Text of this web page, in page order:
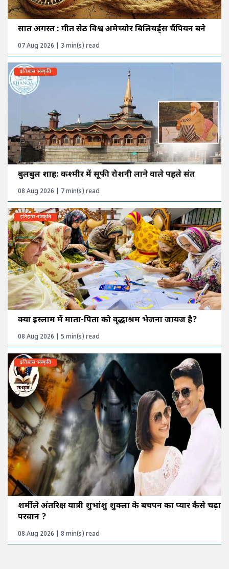
सात अगस्त : गीत सेठी विश्व अमेच्योर बिलियर्ड्स चैंपियन बने
07 Aug 2026 | 3 min(s) read
इतिहास-संस्कृति
बुलबुल शाह: कश्मीर में सूफी रोशनी लाने वाले पहले संत
08 Aug 2026 | 7 min(s) read
इतिहास-संस्कृति
क्या इस्लाम में माता-पिता को वृद्धाश्रम भेजना जायज है?
08 Aug 2026 | 5 min(s) read
इतिहास-संस्कृति
शर्मीले अंतरिक्ष यात्री शुभांशु शुक्ला के बचपन का प्यार कैसे चढ़ा
परवान ?
08 Aug 2026 | 8 min(s) read